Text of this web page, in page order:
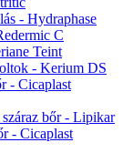
- Hydraphase
C
Teint
- Kerium DS
- Cicaplast
száraz bőr - Lipikar
- Cicaplast